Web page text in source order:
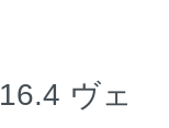
ヴェ